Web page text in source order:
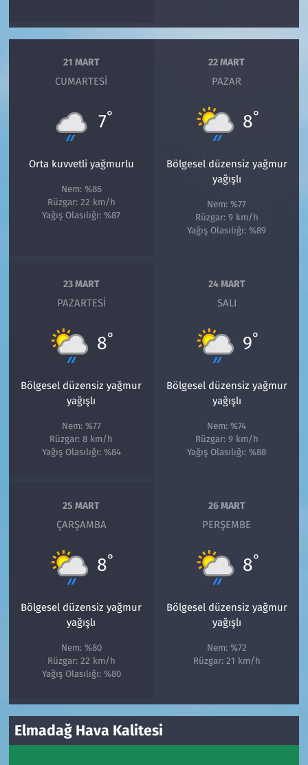
21 MART
CUMARTESI
7°
Orta kuvvetli yağmurlu
Nem: %86
Rüzgar: 22 km/h
Yağış Olasılığı: %87
22 MART
PAZAR
8°
Bölgesel düzensiz yağmur
yağışlı
Nem: %77
Rüzgar: 9 km/h
Yağış Olasılığı: %89
23 MART
PAZARTESI
8°
Bölgesel düzensiz yağmur
yağışlı
Nem: %77
Rüzgar: 8 km/h
Yağış Olasılığı: %84
24 MART
SALI
9°
Bölgesel düzensiz yağmur
yağışlı
Nem: %74
Rüzgar: 9 km/h
Yağış Olasılığı: %88
25 MART
ÇARŞAMBA
8°
Bölgesel düzensiz yağmur
yağışlı
Nem: %80
Rüzgar: 22 km/h
Yağış Olasılığı: %80
26 MART
PERŞEMBE
8°
Bölgesel düzensiz yağmur
yağışlı
Nem: %72
Rüzgar: 21 km/h
Elmadağ Hava Kalitesi